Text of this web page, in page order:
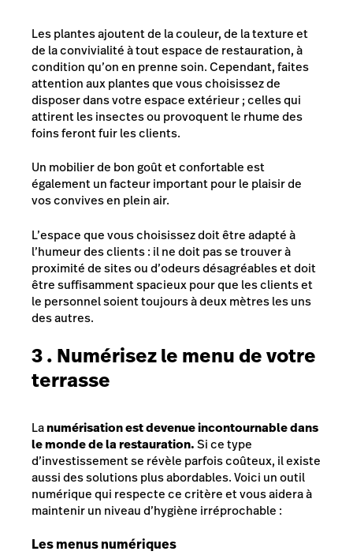
Les plantes ajoutent de la couleur, de la texture et
de la convivialité à tout espace de restauration, à
condition qu’on en prenne soin. Cependant, faites
attention aux plantes que vous choisissez de
disposer dans votre espace extérieur ; celles qui
attirent les insectes ou provoquent le rhume des
foins feront fuir les clients.
Un mobilier de bon goût et confortable est
également un facteur important pour le plaisir de
vos convives en plein air.
L’espace que vous choisissez doit être adapté à
l’humeur des clients : il ne doit pas se trouver à
proximité de sites ou d’odeurs désagréables et doit
être suffisamment spacieux pour que les clients et
le personnel soient toujours à deux mètres les uns
des autres.
3 . Numérisez le menu de votre
terrasse
Lanumérisation est devenue incontournable dans
le monde de la restauration.Si ce type
d’investissement se révèle parfois coûteux, il existe
aussi des solutions plus abordables. Voici un outil
numérique qui respecte ce critère et vous aidera à
maintenir un niveau d’hygiène irréprochable :
Les menus numériques